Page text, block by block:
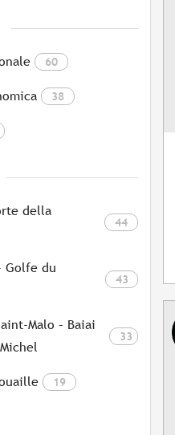
60
38
della
44
Golfe du
43
Malo – Baiai
33
19